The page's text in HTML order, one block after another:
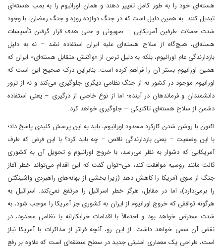
هسته‌ای خود را به‌ طور کامل تغییر دهند و همان اورانیوم را به بمب هسته‌ای
تبدیل کنند. به همین دلیل است که در جنگ دوازده‌ روزه و جنگ رمضان، با وجود
شدت حملات طرفین آمریکایی – صهیونی و حتی هدف قرار گرفتن تأسیسات
هسته‌ای، هیچ‌گاه از سلاح هسته‌ای علیه ایران استفاده نشد – نه به دلیل
بازدارندگی عام اورانیوم، بلکه به دلیل ترس از «واکنش متقابل هسته‌ای» ایران که
همین اورانیوم بستر آن را فراهم کرده است. بنابراین درک صحیح این است که
اورانیوم موجود در کشور نه از جنگ نظامی دیگری جلوگیری می‌کند و نه از ترور
دانشمندان و فرماندهان در آینده؛ اما از نوع خاصی از درگیری – یعنی استفاده
دشمن از سلاح هسته‌ای تاکتیکی – جلوگیری خواهد کرد.
اکنون با روشن شدن کارکرد محدود اورانیوم، باید به این پرسش کلیدی پاسخ داد؛
با این وضعیت – یعنی بازدارندگی ناقص – چه باید کرد؟ با این فرض که طرف
آمریکایی که دشوار به نظر می‌رسد، با خروج اورانیوم و تحویل آن به کشوری
ثالث مانند روسیه موافقت کند، می¬توان گفت که این اقدام می‌تواند خطر آغاز
جنگ از سوی آمریکا را کاهش دهد (زیرا بخشی از بهانه‌های راهبردی واشینگتن
را برمی‌دارد)، اما در مقابل، هرگز خطر اسرائیل را مرتفع نمی‌کند. اسرائیل به
هرگونه توافقی که خروج اورانیوم از ایران به کشوری جز آمریکا را موجب شود، به
شدت معترض خواهد بود و احتمالاً با اقدامات خرابکارانه یا نظامی محدود، در
نقض آن سعی خواهد داشت. از این رو، آنچه فراتر از مذاکرات با آمریکا نیاز
است، طراحی یک معماری امنیتی جدید در سطح منطقه‌ای است که علاوه بر رفع